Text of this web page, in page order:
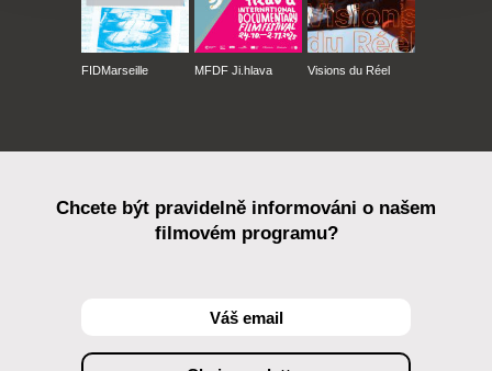
FIDMarseille MFDF Ji.hlava Visions du Réel
Chcete být pravidelně informováni o našem
filmovém programu?